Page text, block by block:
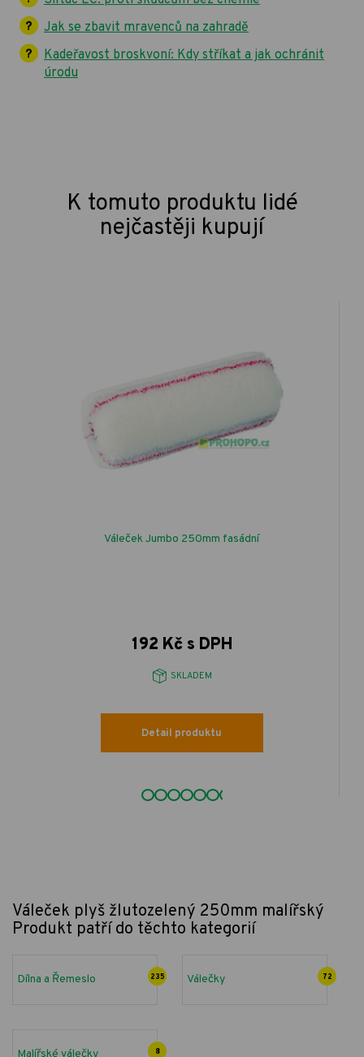
Jak se zbavit mravenců na zahradě
Kadeřavost broskvoní: Kdy stříkat a jak ochránit
úrodu
K tomuto produktu lidé
nejčastěji kupují
Váleček Jumbo 250mm fasádní
192 Kč s DPH
SKLADEM
Detail produktu
Váleček plyš žlutozelený 250mm malířský
Produkt patří do těchto kategorií
Dílna a Řemeslo 235 Válečky 72
Malířské válečky 8